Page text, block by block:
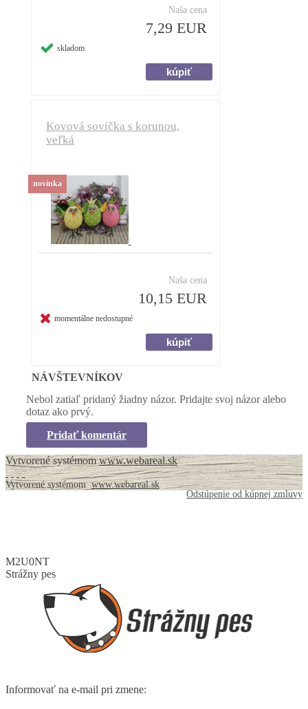
Naša cena
7,29 EUR
skladom
Kovová sovička s korunou,
veľká
Naša cena
10,15 EUR
momentálne nedostupné
novinka
NÁVŠTEVNÍKOV
Nebol zatiaľ pridaný žiadny názor. Pridajte svoj názor alebo
dotaz ako prvý.
Pridať komentár
Vytvorené systémomwww.webareal.sk
Vytvorené systémom www.webareal.sk
Odstúpenie od kúpnej zmluvy
M2U0NT
Strážny pes
Informovať na e-mail pri zmene: